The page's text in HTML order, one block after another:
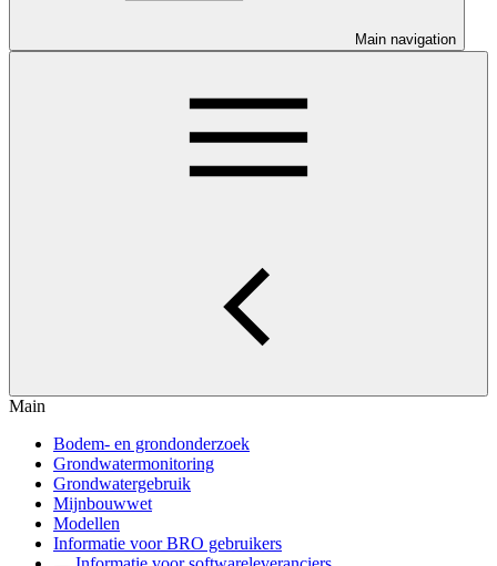
Main navigation
Main
Bodem- en grondonderzoek
Grondwatermonitoring
Grondwatergebruik
Mijnbouwwet
Modellen
Informatie voor BRO gebruikers